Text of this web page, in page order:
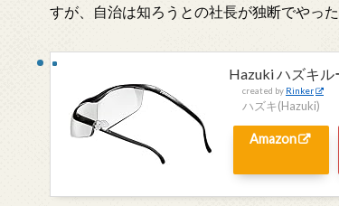
すが、自治は知ろうとの社長が独断でやっ
Hazuki ハズキル
created by Rinker
ハズキ(Hazuki)
Amazon